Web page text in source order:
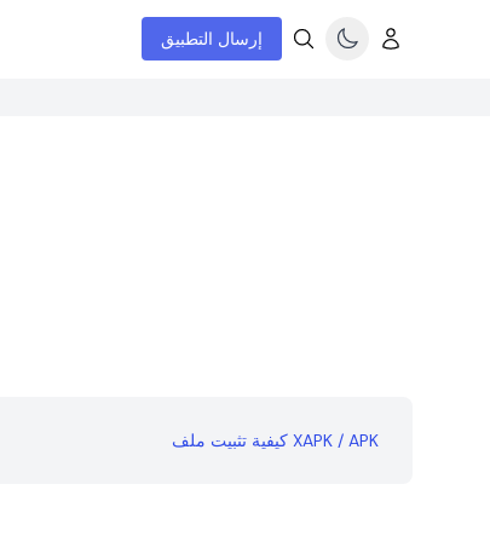
إرسال التطبيق
كيفية تثبيت ملف XAPK / APK